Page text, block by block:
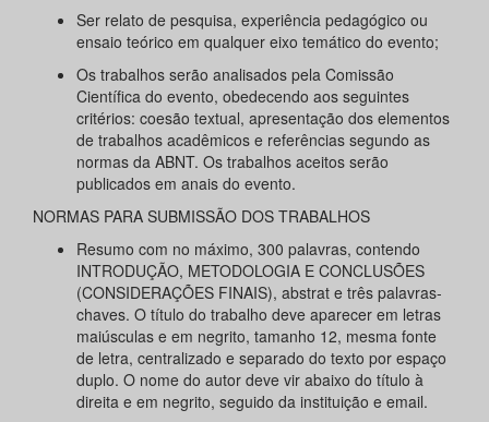
Ser relato de pesquisa, experiência pedagógico ou
ensaio teórico em qualquer eixo temático do evento;
Os trabalhos serão analisados pela Comissão
Científica do evento, obedecendo aos seguintes
critérios: coesão textual, apresentação dos elementos
de trabalhos acadêmicos e referências segundo as
normas da ABNT. Os trabalhos aceitos serão
publicados em anais do evento.
NORMAS PARA SUBMISSÃO DOS TRABALHOS
Resumo com no máximo, 300 palavras, contendo
INTRODUÇÃO, METODOLOGIA E CONCLUSÕES
(CONSIDERAÇÕES FINAIS), abstrat e três palavras-
chaves. O título do trabalho deve aparecer em letras
maiúsculas e em negrito, tamanho 12, mesma fonte
de letra, centralizado e separado do texto por espaço
duplo. O nome do autor deve vir abaixo do título à
direita e em negrito, seguido da instituição e email.